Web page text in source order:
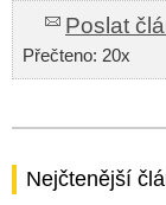
Poslat
Přečteno: 20x
Nejčtenější